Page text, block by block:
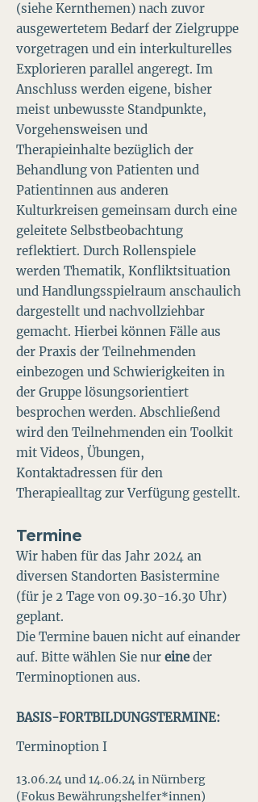
(siehe Kernthemen) nach zuvor
ausgewertetem Bedarf der Zielgruppe
vorgetragen und ein interkulturelles
Explorieren parallel angeregt. Im
Anschluss werden eigene, bisher
meist unbewusste Standpunkte,
Vorgehensweisen und
Therapieinhalte bezüglich der
Behandlung von Patienten und
Patientinnen aus anderen
Kulturkreisen gemeinsam durch eine
geleitete Selbstbeobachtung
reflektiert. Durch Rollenspiele
werden Thematik, Konfliktsituation
und Handlungsspielraum anschaulich
dargestellt und nachvollziehbar
gemacht. Hierbei können Fälle aus
der Praxis der Teilnehmenden
einbezogen und Schwierigkeiten in
der Gruppe lösungsorientiert
besprochen werden. Abschließend
wird den Teilnehmenden ein Toolkit
mit Videos, Übungen,
Kontaktadressen für den
Therapiealltag zur Verfügung gestellt.
Termine
Wir haben für das Jahr 2024 an
diversen Standorten Basistermine
(für je 2 Tage von 09.30-16.30 Uhr)
geplant.
Die Termine bauen nicht auf einander
auf. Bitte wählen Sie nur eine der
Terminoptionen aus.
BASIS-FORTBILDUNGSTERMINE:
Terminoption I
13.06.24 und 14.06.24 in Nürnberg
(Fokus Bewährungshelfer*innen)